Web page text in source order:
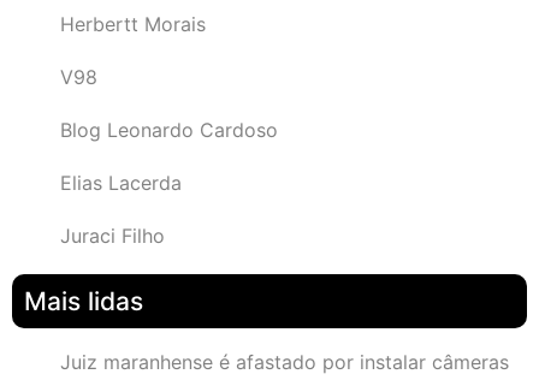
Herbertt Morais
V98
Blog Leonardo Cardoso
Elias Lacerda
Juraci Filho
Mais lidas
Juiz maranhense é afastado por instalar câmeras